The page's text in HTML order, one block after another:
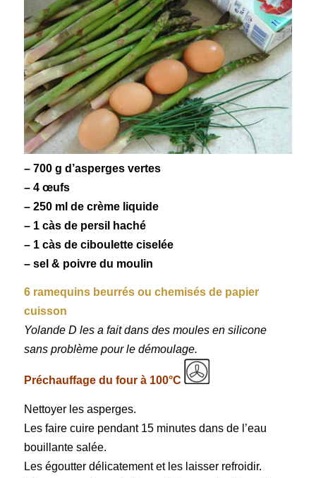
– 700 g d’aspergesvertes
– 4 œufs
– 250 ml de crème liquide
– 1 càs de persil
haché
– 1 càs de cibouletteciselée
– sel & poivre du moulin
6 ramequins beurrés ou chemisés de papier
cuisson
Yolande D les a fait dans des moules en silicone
sans problème pour le démoulage.
Préchauffage du four à 100°C
Nettoyer les asperges.
Les faire cuire pendant 15 minutes dans de l’eau
bouillante salée.
Les égoutter délicatement et les laisser refroidir.